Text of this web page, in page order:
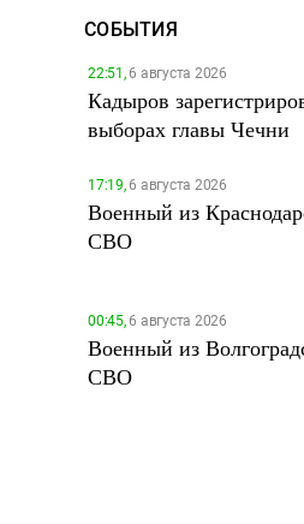
СОБЫТИЯ
22:51,6 августа 2026
Кадыров
выборах главы Чечни
17:19,6 августа 2026
Военный из
СВО
00:45,6 августа 2026
Военный из
СВО